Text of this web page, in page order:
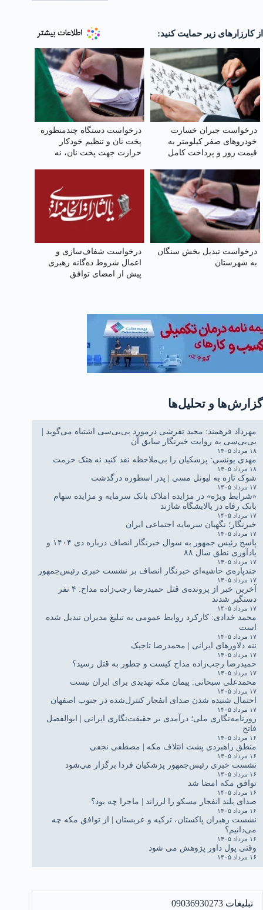
از کارزارهای زیر حمایت کنید:
درخواست جبران خسارت
خودروهای صفر کیلومتر به
قیمت روز و پرداخت کامل
درخواست دستگاه چندمنظوره
پخت نان و تنظیم خودکار
حرارت جهت پخت نان، نه
درخواست تبدیل بخش سنگان
به شهرستان
درخواست شفاف‌سازی و
اعمال شروط ده‌گانه رهبری
پیش از امضای توافق
گزارش‌ها و تحلیل‌ها
مهرداد فرهمند: مجید تفرشی درمورد بی‌بی‌سی اشتباه می‌گوید |
بی‌بی‌سی به روایت خبرنگار سابق آن
۱۸ مرداد ۱۴۰۵
مهدی یونسی: پزشکیان را بی‌ملاحظه نقد کنید نه هتک حرمت
۱۸ مرداد ۱۴۰۵
شوک تازه به لیونل مسی | پدر اسطوره درگذشت
۱۷ مرداد ۱۴۰۵
«شرایط ویژه» در مزایده املاک بانک سرمایه و مزایده سهام
بانک رفاه در پالایشگاه شازند
۱۷ مرداد ۱۴۰۵
خبرنگار؛ نگهبان سرمایه اجتماعی ایران
۱۷ مرداد ۱۴۰۵
پاسخ رئیس جمهور به سوال خبرنگار انصاف درباره دی ۱۴۰۴ و
یادآوری نطق سال ۸۸
۱۷ مرداد ۱۴۰۵
چندپاره‌ی حاشیه‌ای خبرنگار انصاف بر نشست خبری رئیس‌جمهور
۱۷ مرداد ۱۴۰۵
آخرین خبر از پرونده‌ی قتل حمیدرضا رجب‌زاده مداح: ۴ نفر
دستگیر شدند
۱۷ مرداد ۱۴۰۵
محمد خدادی: کارکرد روابط عمومی به تبلیغ مدیران تبدیل شده
است
۱۷ مرداد ۱۴۰۵
ننه دلاورهای ایرانی | محمدرضا تاجیک
۱۷ مرداد ۱۴۰۵
حمیدرضا رجب‌زاده مداح کیست و چطور به قتل رسید؟
۱۷ مرداد ۱۴۰۵
محمدعلی سبحانی: پیمان مکه تهدیدی برای ایران نیست
۱۷ مرداد ۱۴۰۵
احتمال شنیده شدن صدای انفجار کنترل‌شده در جنوب اصفهان
۱۷ مرداد ۱۴۰۵
روزنامه‌نگاری ملی؛ درآمدی بر حقیقت‌نگاری ایرانی | ابوالفضل
فاتح
۱۶ مرداد ۱۴۰۵
منطق راهبردی پشت ائتلاف مکه | مصطفی نجفی
۱۶ مرداد ۱۴۰۵
نشست خبری رئیس‌جمهور پزشکیان فردا برگزار می‌شود
۱۶ مرداد ۱۴۰۵
توافق مکه امضا شد
۱۶ مرداد ۱۴۰۵
صدای بلند انفجار مسکو را لرزاند | ماجرا چه بود؟
۱۶ مرداد ۱۴۰۵
نشست رهبران پاکستان، ترکیه و عربستان | از توافق مکه چه
می‌دانیم؟
۱۶ مرداد ۱۴۰۵
وقتی پول داور پژوهش می شود
۱۶ مرداد ۱۴۰۵
تبلیغات 09036930273